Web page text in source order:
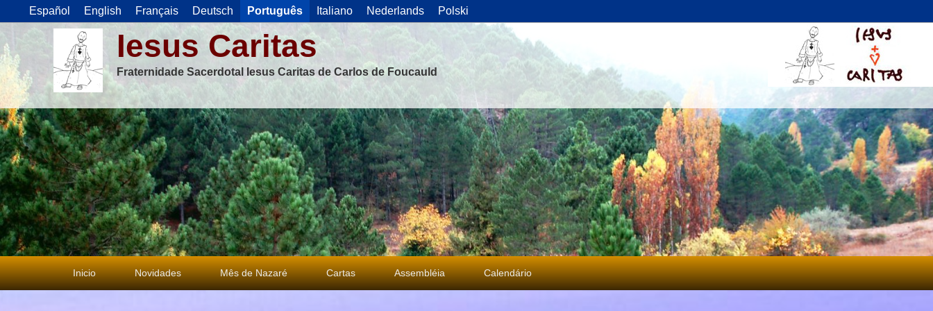
Español English Français Deutsch Português Italiano Nederlands Polski
Iesus Caritas
Fraternidade Sacerdotal Iesus Caritas de Carlos de Foucauld
Menu
principal
Inicio Novidades Mês de Nazaré Cartas Assembléia Calendário